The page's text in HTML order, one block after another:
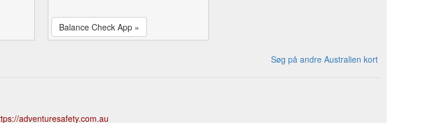
Balance Check App »
Søg på andre Australien kort
adventuresafety.com.au